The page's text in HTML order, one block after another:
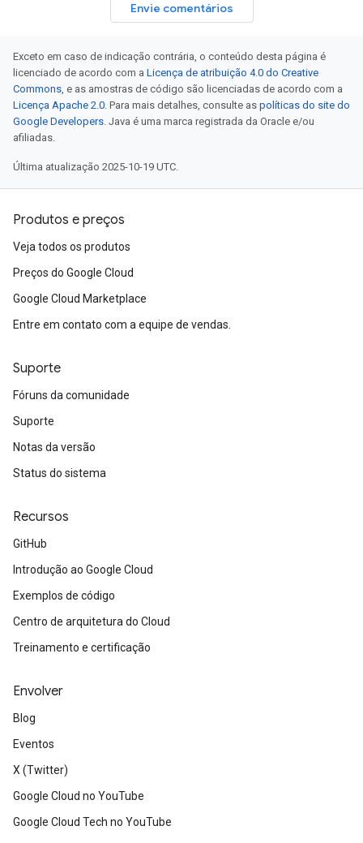
Envie comentários
Exceto em caso de indicação contrária, o conteúdo desta página é
licenciado de acordo com a Licença de atribuição 4.0 do Creative
Commons, e as amostras de código são licenciadas de acordo com a
Licença Apache 2.0. Para mais detalhes, consulte as políticas do site do
Google Developers. Java é uma marca registrada da Oracle e/ou
afiliadas.
Última atualização 2025-10-19 UTC.
Produtos e preços
Veja todos os produtos
Preços do Google Cloud
Google Cloud Marketplace
Entre em contato com a equipe de vendas.
Suporte
Fóruns da comunidade
Suporte
Notas da versão
Status do sistema
Recursos
GitHub
Introdução ao Google Cloud
Exemplos de código
Centro de arquitetura do Cloud
Treinamento e certificação
Envolver
Blog
Eventos
X (Twitter)
Google Cloud no YouTube
Google Cloud Tech no YouTube